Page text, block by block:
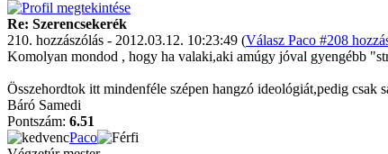
Re: Szerencsekerék
210. hozzászólás - 2012.03.12. 10:23:49 (Válasz Paco #208
Komolyan mondod , hogy ha valaki,aki amúgy jóval gyengébb
Összehordtok itt mindenféle szépen hangzó ideológiát,pedig csak
Báró Samedi
Pontszám: 6.51
Paco